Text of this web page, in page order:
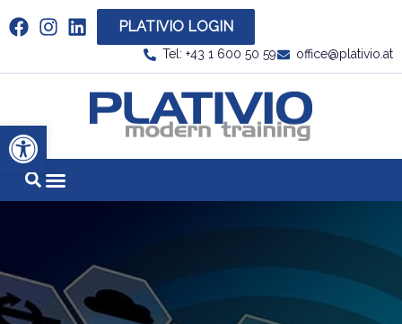
Werkzeugleiste öffnen
Link zu https://www.linkedin.com/company/
PLATIVIO LOGIN
Tel: +43 1 600 50 59 office@plativio.at
Link zu